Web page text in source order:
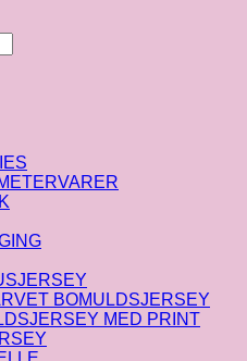
BOMULDSJERSEY
MED PRINT